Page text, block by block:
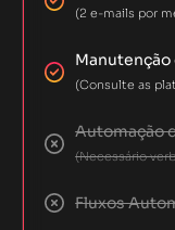
(2 e-mails por
(Consulte as
Automação
(Necessário
Fluxos